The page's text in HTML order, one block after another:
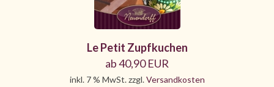
Le Petit Zupfkuchen
ab 40,90 EUR
inkl. 7 % MwSt. zzgl.Versandkosten